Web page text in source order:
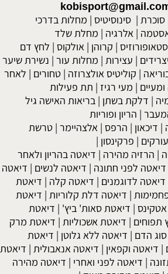
סוכרת | סינוסיטיס | מחלות בדרכי
|אלרגיה | מחלת שלד
| קרוהן | אולקוס | לחץ דם
| עצירות | מחלות עור | נשירת שיער
| קוליטיס אולצרוזה |טחורים | לאחר
| מעי רגיז | תת פעילות
| דלקת בשתן | בריאות האישה גיל
| הריון ופוריות
| דיכאון | הרפס |אלצהיימר |טרשת
עורקים | פרקינסון |
| הרזיה מהירה | דיאטה בהריון ולאחר
דיאטה לפני חתונה | דיאטה לנשים | דיאטה
דיאטה לדוגמנים | דיאטה קלה | דיאטת
| דיאטה דלת קלוריות | דיאטת
| דיאטת סאות' ביץ' | דיאטת
תפוחים | דיאטת אשכוליות | דיאטת מרק
הדם | דיאטה ללא גלוטן | דיאטת
| דיאטה וקפאין | דיאטה אנאבולית | דיאטת
| דיאטה לפני ואחרי | דיאטה מהירה